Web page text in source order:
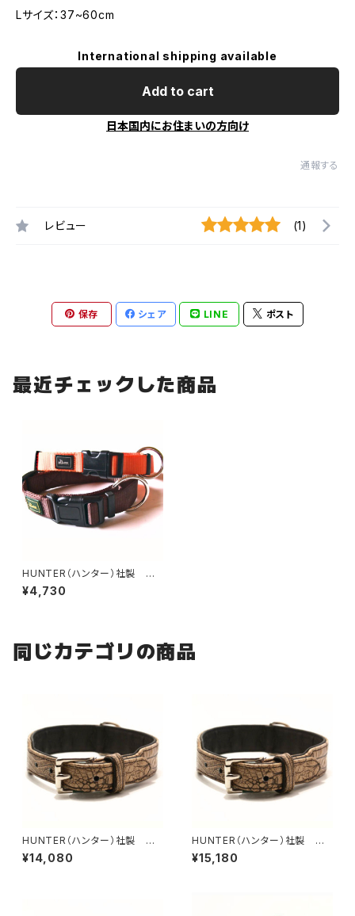
Lサイズ：37~60cm
International shipping available
Add to cart
日本国内にお住まいの方向け
通報する
レビュー (1)
保存 シェア LINE ポスト
最近チェックした商品
HUNTER（ハンター）社製 犬
用ベーシックナイロン首輪 Lサ
イズ
¥4,730
同じカテゴリの商品
HUNTER（ハンター）社製 犬
用クロコダイルレザー首輪 55
サイズ
¥14,080
HUNTER（ハンター）社製 犬
用クロコダイルレザー首輪 60
サイズ
¥15,180